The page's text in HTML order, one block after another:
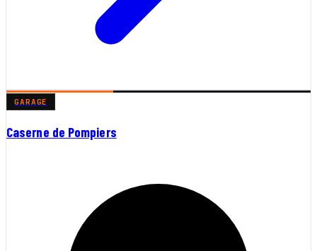
GARAGE
Caserne de Pompiers